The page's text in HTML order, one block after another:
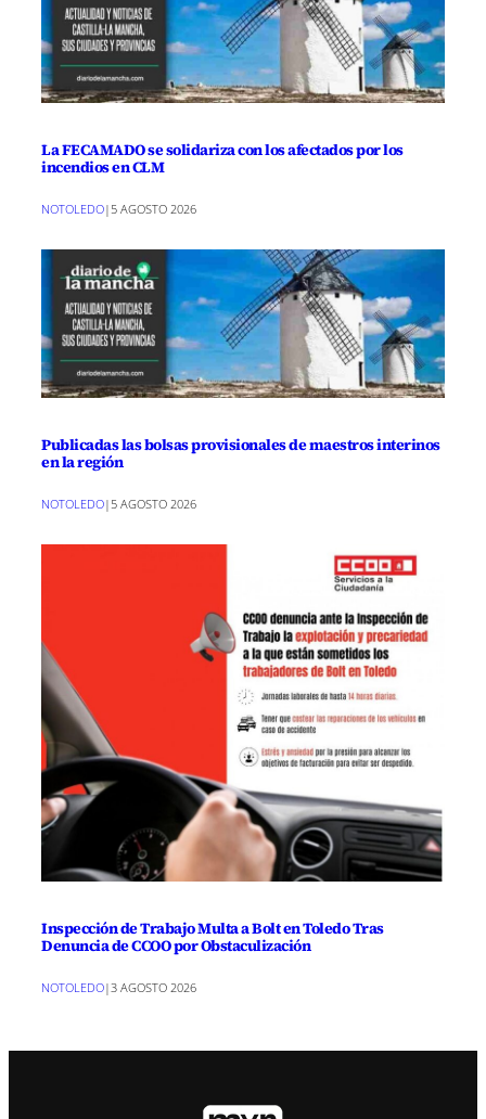
La FECAMADO se solidariza con los afectados por los
incendios en CLM
NOTOLEDO|5 AGOSTO 2026
Publicadas las bolsas provisionales de maestros interinos
en la región
NOTOLEDO|5 AGOSTO 2026
Inspección de Trabajo Multa a Bolt en Toledo Tras
Denuncia de CCOO por Obstaculización
NOTOLEDO|3 AGOSTO 2026